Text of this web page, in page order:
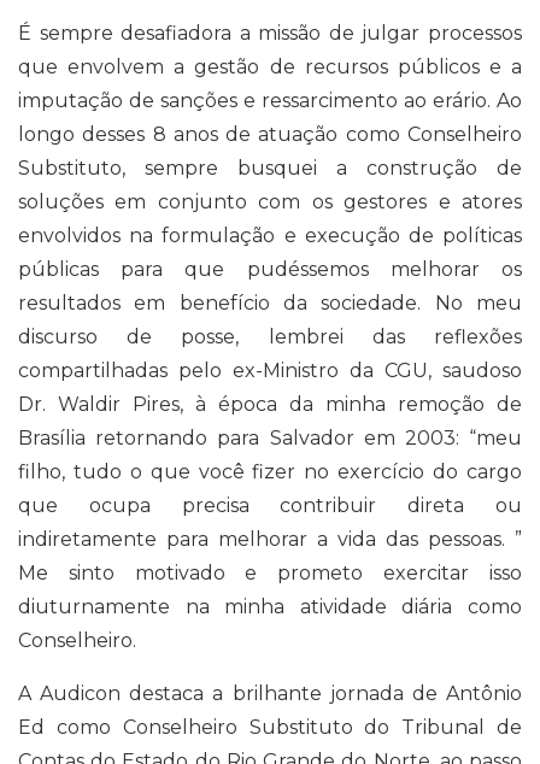
É sempre desafiadora a missão de julgar processos
que envolvem a gestão de recursos públicos e a
imputação de sanções e ressarcimento ao erário. Ao
longo desses 8 anos de atuação como Conselheiro
Substituto, sempre busquei a construção de
soluções em conjunto com os gestores e atores
envolvidos na formulação e execução de políticas
públicas para que pudéssemos melhorar os
resultados em benefício da sociedade. No meu
discurso de posse, lembrei das reflexões
compartilhadas pelo ex-Ministro da CGU, saudoso
Dr. Waldir Pires, à época da minha remoção de
Brasília retornando para Salvador em 2003: “meu
filho, tudo o que você fizer no exercício do cargo
que ocupa precisa contribuir direta ou
indiretamente para melhorar a vida das pessoas. ”
Me sinto motivado e prometo exercitar isso
diuturnamente na minha atividade diária como
Conselheiro.
A Audicon destaca a brilhante jornada de Antônio
Ed como Conselheiro Substituto do Tribunal de